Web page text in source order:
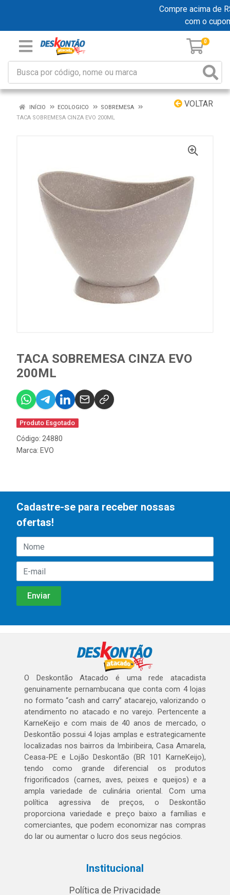
Compre acima de
com o
0
VOLTAR
INÍCIO ECOLOGICO
SOBREMESA
TACA SOBREMESA CINZA EVO 200ML
TACA SOBREMESA CINZA EVO
200ML
Produto Esgotado
Código: 24880
Marca: EVO
Cadastre-se para receber nossas
ofertas!
O Deskontão Atacado é uma rede atacadista
genuinamente pernambucana que conta com 4 lojas
no formato “cash and carry” atacarejo, valorizando o
atendimento no atacado e no varejo. Pertencente a
KarneKeijo e com mais de 40 anos de mercado, o
Deskontão possui 4 lojas amplas e estrategicamente
localizadas nos bairros da Imbiribeira, Casa Amarela,
Ceasa-PE e Lojão Deskontão (BR 101 KarneKeijo),
tendo como grande diferencial os produtos
frigorificados (carnes, aves, peixes e queijos) e a
ampla variedade de culinária oriental. Com uma
política agressiva de preços, o Deskontão
proporciona variedade e preço baixo a famílias e
comerciantes, que podem economizar nas compras
do lar ou aumentar o lucro dos seus negócios.
Institucional
Política de Privacidade